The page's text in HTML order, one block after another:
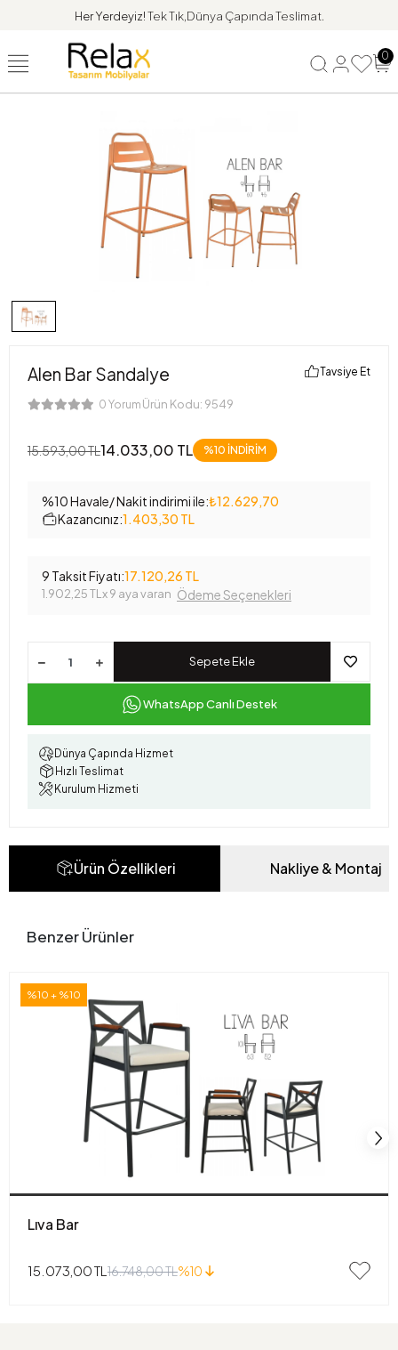
Her Yerdeyiz!Tek Tık,Dünya Çapında Teslimat.
0
Alen Bar Sandalye
0 Yorum Ürün Kodu: 9549
Tavsiye Et
15.593,00 TL14.033,00 TL %10 İNDİRİM
%10 Havale/ Nakit indirimi ile:₺12.629,70
Kazancınız:1.403,30 TL
9 Taksit Fiyatı:17.120,26 TL
1.902,25 TL x 9 aya varan Ödeme Seçenekleri
Sepete Ekle
WhatsApp Canlı Destek
Dünya Çapında Hizmet
Hızlı Teslimat
Kurulum Hizmeti
Ürün Özellikleri Nakliye & Montaj
Benzer Ürünler
%10 + %10
Lıva Bar
15.073,00 TL 16.748,00 TL%10